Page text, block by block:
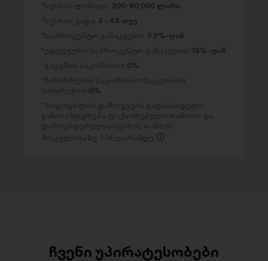
სესხის ლიმიტი: 200-80,000 ლარი
სესხის ვადა: 3 - 48 თვე
საპროცენტო განაკვეთი: 9.9%-დან
ეფექტური საპროცენტო განაკვეთი: 18%-დან
გაცემის საკომისიო 0%
წინსწრების საკომისიო (საკუთარი
სახსრებით)0%
სიცოცხლის დაზღვევის გადასახდელი
განისაზღვრება ფიქსირებული თანხით და
დამოკიდებულია სესხის თანხის
მოცულობაზე: 1-16 ლარამდე
ჩვენი უპირატესობები